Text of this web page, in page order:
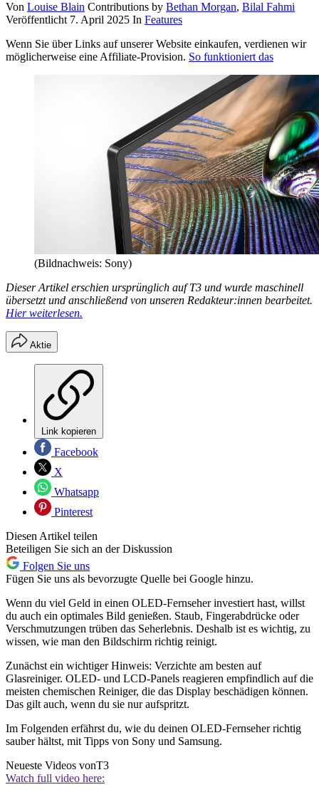
Von Louise Blain Contributions by Bethan Morgan, Bilal Fahmi
Veröffentlicht 7. April 2025 In Features
Wenn Sie über Links auf unserer Website einkaufen, verdienen wir
möglicherweise eine Affiliate-Provision. So funktioniert das
(Bildnachweis: Sony)
Dieser Artikel erschien ursprünglich auf T3 und wurde maschinell
übersetzt und anschließend von unseren Redakteur:innen bearbeitet.
Hier weiterlesen.
Aktie
Link kopieren
Facebook
X
Whatsapp
Pinterest
Diesen Artikel teilen
Beteiligen Sie sich an der Diskussion
Folgen Sie uns
Fügen Sie uns als bevorzugte Quelle bei Google hinzu.
Wenn du viel Geld in einen OLED-Fernseher investiert hast, willst
du auch ein optimales Bild genießen. Staub, Fingerabdrücke oder
Verschmutzungen trüben das Seherlebnis. Deshalb ist es wichtig, zu
wissen, wie man den Bildschirm richtig reinigt.
Zunächst ein wichtiger Hinweis: Verzichte am besten auf
Glasreiniger. OLED- und LCD-Panels reagieren empfindlich auf die
meisten chemischen Reiniger, die das Display beschädigen können.
Das gilt auch, wenn du sie nur aufspritzt.
Im Folgenden erfährst du, wie du deinen OLED-Fernseher richtig
sauber hältst, mit Tipps von Sony und Samsung.
Neueste Videos vonT3
Watch full video here: